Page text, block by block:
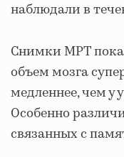
наблюдали в
Снимки МРТ
объем мозга
медленнее, чем у
Особенно
связанных с